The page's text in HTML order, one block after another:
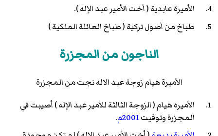
الأميرة عابدية ( أخت الأمير عبد الإله ).
طباخ من أصول تركية ( طباخ العائلة الملكية )
الناجون من المجزرة
الأميرة هيام زوجة عبد الاله نجت من المجزرة
الأميره هيام ( الزوجة الثالثة للأمير عبد الإله ) أصيبت في
المجزرة وتوفيت2001م .